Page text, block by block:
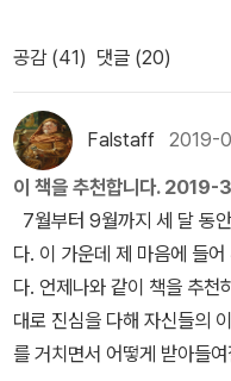
라 엉겁결에 자기 집 번호로
서 독자는 무수하게 잦은 희
빌어, 딸 캠벨 때문에, 사실
같은 남자를 또 찾기 힘들 거
만, 셔먼 입장에서도 이것을
가 너무 어여쁘고 그 살이
치고 돌아오는 마리아를 마
밀회 장소로 향하던 중, 아차
르토리코 출신들만 득시글
지 못해 식은땀을 흘리며 배
가. 크레타 섬 산골짜기에
적이다 싶을 만큼 쓸쓸하고
년 7월◆ 그리스(카발라)손
의가 그렇다는 것이지 확실
읽으며 - 그런데 포크너의 소
가? - 아침을 먹는다. - 293
아 이 책으로 추론했지만,
높습니다. 윌리엄 포크너 지
월◆ 그리스(레스보스 섬)나
포크너의 <분노의 포도
외했습니다. 그래 먼저 40편
다시 추려서 Top 10과 최고
은 글 마지막에 첨부했습니
추리는 일이 참 아쉬웠으니,
예>, 베시 헤드의 <권력의
바틀비들>, 캐서린 앤 포터
닐의 <느릅나무 아래 욕망
레스의 <현란한 세상>, 루
스의 <침묵의 시간>, 피에
습니다. 이제 소개하겠습니
누아 아체베, <사바나의 개
공감 (41) 댓글 (20)
Falstaff 2019-
이 책을 추천합니다. 2019-3
7월부터 9월까지 세 달 동
다. 이 가운데 제 마음에 들
다. 언제나와 같이 책을 추천
대로 진심을 다해 자신들의
를 거치면서 어떻게 받아들